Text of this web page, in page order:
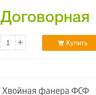
Договорная
+ Купить
Хвойная фанера ФСФ